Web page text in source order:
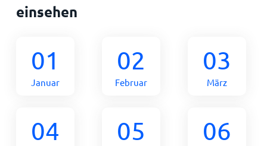
einsehen
01
Januar
02
Februar
03
März
04 05 06